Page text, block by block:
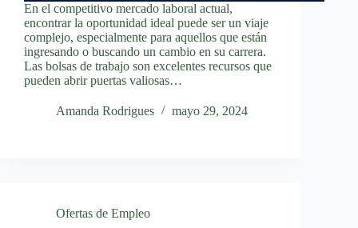
En el competitivo mercado laboral actual,
encontrar la oportunidad ideal puede ser un viaje
complejo, especialmente para aquellos que están
ingresando o buscando un cambio en su carrera.
Las bolsas de trabajo son excelentes recursos que
pueden abrir puertas valiosas…
Amanda Rodrigues mayo 29, 2024
Ofertas de Empleo